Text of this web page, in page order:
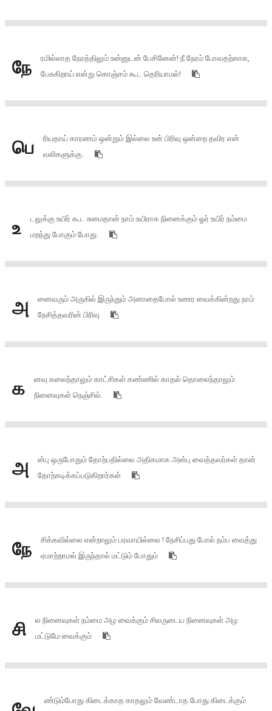
நே
ரமில்லாத நேரத்திலும் உன்னுடன் பேசினேன்! நீ நேரம் போவதற்காக,
பேசுகிறாய் என்று கொஞ்சம் கூட தெரியாமல்!
பெ
ரியதாய் காரணம் ஒன்றும் இல்லை உன் பிரிவு ஒன்றை தவிர என்
வலிகளுக்கு.
உ
டலுக்கு உயிர் கூட சுமைதான் நாம் உயிராக நினைக்கும் ஓர் உயிர் நம்மை
மறந்து போகும் போது.
அ
னைவரும் அருகில் இருந்தும் அனாதைபோல் உணர வைக்கின்றது நாம்
நேசித்தவரின் பிரிவு
க
னவு கலைந்தாலும் காட்சிகள் கண்ணில் காதல் தொலைந்தாலும்
நினைவுகள் நெஞ்சில்.
அ
ன்பு ஒருபோதும் தோற்பதில்லை அதிகமாக அன்பு வைத்தவர்கள் தான்
தோற்கடிக்கப்படுகிறார்கள்
நே
சிக்கவில்லை என்றாலும் பரவாயில்லை ! நேசிப்பது போல் நம்ப வைத்து
ஏமாற்றாமல் இருந்தால் மட்டும் போதும்
சி
ல நினைவுகள் நம்மை அழ வைக்கும் சிலருடைய நினைவுகள் அழ
மட்டுமே வைக்கும்
ண்டும்போது கிடைக்காத காதலும் வேண்டாத போது கிடைக்கும்